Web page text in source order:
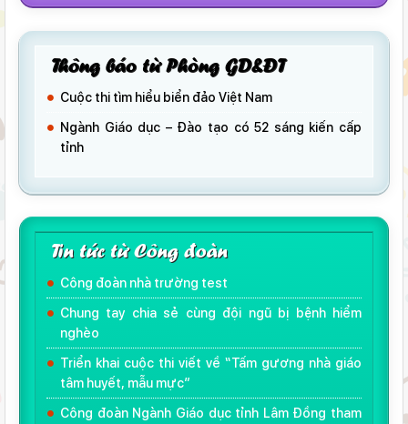
Thông báo từ Phòng GD&ĐT
Cuộc thi tìm hiểu biển đảo Việt Nam
Ngành Giáo dục – Đào tạo có 52 sáng kiến cấp
tỉnh
Tin tức từ Công đoàn
Công đoàn nhà trường test
Chung tay chia sẻ cùng đội ngũ bị bệnh hiểm
nghèo
Triển khai cuộc thi viết về “Tấm gương nhà giáo
tâm huyết, mẫu mực”
Công đoàn Ngành Giáo dục tỉnh Lâm Đồng tham